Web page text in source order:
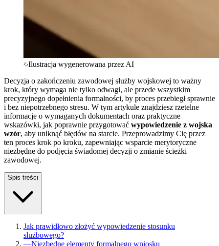
Ilustracja wygenerowana przez AI
Decyzja o zakończeniu zawodowej służby wojskowej to ważny
krok, który wymaga nie tylko odwagi, ale przede wszystkim
precyzyjnego dopełnienia formalności, by proces przebiegł sprawnie
i bez niepotrzebnego stresu. W tym artykule znajdziesz rzetelne
informacje o wymaganych dokumentach oraz praktyczne
wskazówki, jak poprawnie przygotować wypowiedzenie z wojska
wzór, aby uniknąć błędów na starcie. Przeprowadzimy Cię przez
ten proces krok po kroku, zapewniając wsparcie merytoryczne
niezbędne do podjęcia świadomej decyzji o zmianie ścieżki
zawodowej.
Spis treści
Jak prawidłowo złożyć wypowiedzenie stosunku
służbowego?
—Niezbędne elementy formalnego wniosku